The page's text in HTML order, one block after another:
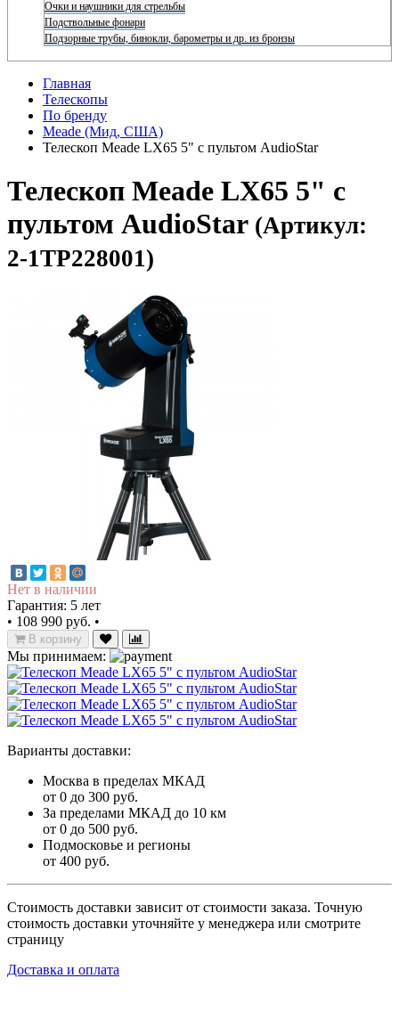
Очки и наушники для стрельбы
Подствольные фонари
Подзорные трубы, бинокли, барометры и др. из бронзы
Главная
Телескопы
По бренду
Meade (Мид, США)
Телескоп Meade LX65 5" с пультом AudioStar
Телескоп Meade LX65 5" с
пультом AudioStar (Артикул:
2-1TP228001)
Нет в наличии
Гарантия: 5 лет
• 108 990 руб. •
В корзину
Мы принимаем:
Варианты доставки:
Москва в пределах МКАД
от 0 до 300 руб.
За пределами МКАД до 10 км
от 0 до 500 руб.
Подмосковье и регионы
от 400 руб.
Стоимость доставки зависит от стоимости заказа. Точную
стоимость доставки уточняйте у менеджера или смотрите
страницу
Доставка и оплата